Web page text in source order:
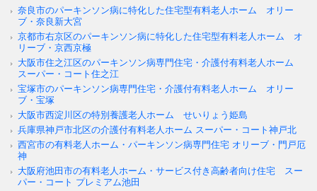
奈良市のパーキンソン病に特化した住宅型有料老人ホーム オリー
ブ・奈良新大宮
京都市右京区のパーキンソン病に特化した住宅型有料老人ホーム オ
リーブ・京西京極
大阪市住之江区のパーキンソン病専門住宅・介護付有料老人ホーム
スーパー・コート住之江
宝塚市のパーキンソン病専門住宅・介護付有料老人ホーム オリー
ブ・宝塚
大阪市西淀川区の特別養護老人ホーム せいりょう姫島
兵庫県神戸市北区の介護付有料老人ホーム スーパー・コート神戸北
西宮市の有料老人ホーム・パーキンソン病専門住宅 オリーブ・門戸厄
神
大阪府池田市の有料老人ホーム・サービス付き高齢者向け住宅 スー
パー・コート プレミアム池田